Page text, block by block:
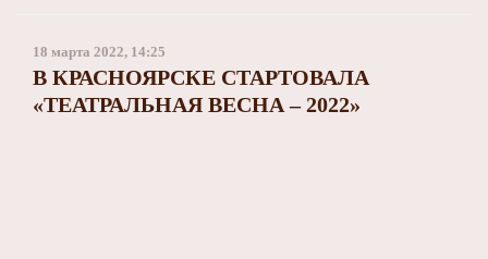
18 марта 2022, 14:25
В КРАСНОЯРСКЕ СТАРТОВАЛА
«ТЕАТРАЛЬНАЯ ВЕСНА – 2022»